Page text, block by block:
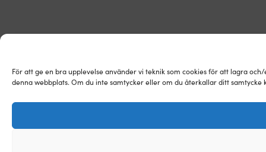
För att ge en bra upplevelse använder vi teknik som cookies för att lagra
denna webbplats. Om du inte samtycker eller om du återkallar ditt